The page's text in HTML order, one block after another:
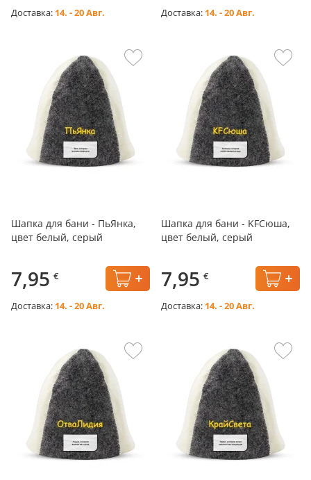
Доставка: 14. - 20 Авг. Доставка: 14. - 20 Авг.
Шапка для бани - ПьЯнка,
цвет белый, серый
7,95 €
Доставка: 14. - 20 Авг.
Шапка для бани - KFСюша,
цвет белый, серый
7,95 €
Доставка: 14. - 20 Авг.